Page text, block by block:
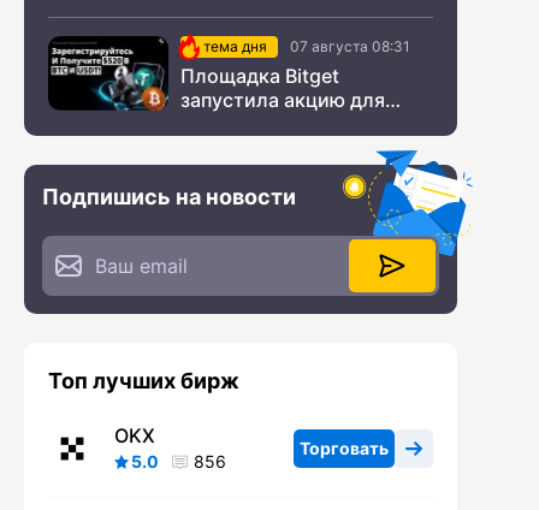
тема дня 07 августа 08:31
Площадка Bitget
запустила акцию для
Подпишись на новости
Топ лучших бирж
OKX
5.0 856
Торговать